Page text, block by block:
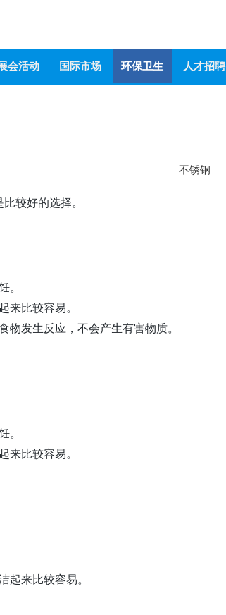
会活动 国际市场 环保卫生 人才招聘
不锈钢
较好的选择。
。
来比较容易。
发生反应，不会产生有害物质。
。
来比较容易。
起来比较容易。